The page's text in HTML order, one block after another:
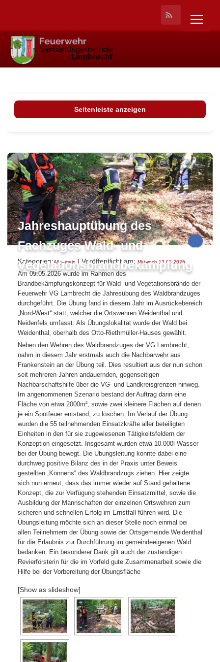
Jahreshauptübung des
Fachzuges Wald- und
Vegetationsbrandbekämpfung
Kategorien:Allgemein | Veröffentlicht am: Mittwoch,13.05.2026
Am 09.05.2026 wurde im Rahmen des
Brandbekämpfungskonzept für Wald- und Vegetationsbrände der
Feuerwehr VG Lambrecht die Jahresübung des Waldbrandzuges
durchgeführt. Die Übung fand in diesem Jahr im Ausrückebereich
„Nord-West“ statt, welcher die Ortswehren Weidenthal und
Neidenfels umfasst. Als Übungslokalität wurde der Wald bei
Weidenthal, oberhalb des Otto-Riethmüller-Hauses gewählt.
Neben den Wehren des Waldbrandzuges der VG Lambrecht,
nahm in diesem Jahr erstmals auch die Nachbarwehr aus
Frankenstein an der Übung teil. Dies resultiert aus der nun schon
seit mehreren Jahren andauernden, gegenseitigen
Nachbarschaftshilfe über die VG- und Landkreisgrenzen hinweg.
Im angenommenen Szenario bestand der Auftrag darin eine
Fläche von etwa 2000m², sowie zwei kleinere Flächen auf denen
je ein Spotfeuer entstand, zu löschen. Im Verlauf der Übung
wurden die 55 teilnehmenden Einsatzkräfte aller beteiligten
Einheiten in den für sie zugewiesenen Tätigkeitsfeldern der
Konzeption eingesetzt. Insgesamt wurden etwa 10.000l Wasser
bei der Übung bewegt. Die Übungsleitung konnte dabei eine
durchweg positive Bilanz des in der Praxis unter Beweis
gestellten „Könnens“ des Waldbrandzugs ziehen. Hier zeigte
sich nun erneut, dass das immer wieder auf Stand gehaltene
Konzept, die zur Verfügung stehenden Einsatzmittel, sowie die
Ausbildung der Mannschaften der einzelnen Ortswehren zum
sicheren und schnellen Erfolg im Ernstfall führen wird. Die
Übungsleitung möchte sich an dieser Stelle noch einmal bei
allen Teilnehmern der Übung sowie der Ortsgemeinde Weidenthal
für die Erlaubnis zur Durchführung im gemeindeeigenen Wald
bedanken. Ein besonderer Dank gilt auch der zuständigen
Revierförsterin für die im Vorfeld gute Zusammenarbeit sowie die
Hilfe bei der Vorbereitung der Übungsfläche
[Show as slideshow]
Seitenleiste anzeigen